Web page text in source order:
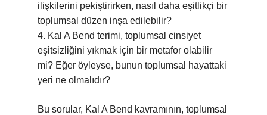
ilişkilerini pekiştirirken, nasıl daha eşitlikçi bir
toplumsal düzen inşa edilebilir?
4. Kal A Bend terimi, toplumsal cinsiyet
eşitsizliğini yıkmak için bir metafor olabilir
mi? Eğer öyleyse, bunun toplumsal hayattaki
yeri ne olmalıdır?
Bu sorular, Kal A Bend kavramının, toplumsal